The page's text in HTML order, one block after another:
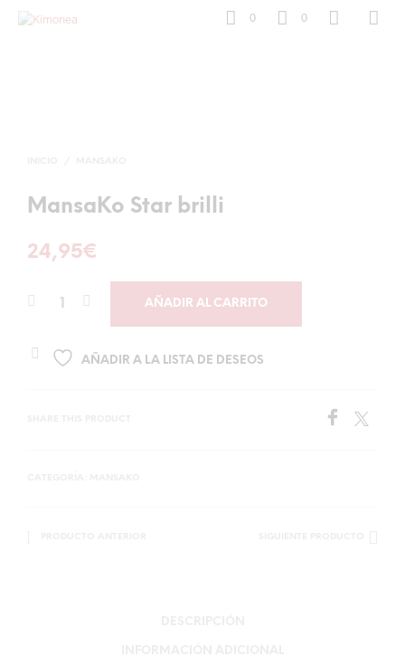
0 0
MansaKo Star brilli
24,95€
AÑADIR AL CARRITO
AÑADIR A LA LISTA DE DESEOS